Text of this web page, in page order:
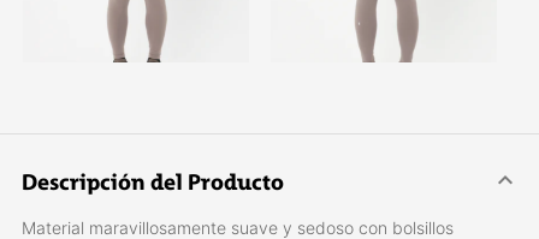
Descripción del Producto
Material maravillosamente suave y sedoso con bolsillos